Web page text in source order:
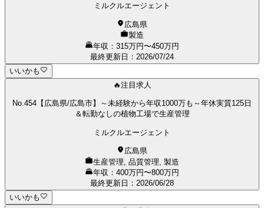
ミルクルエージェント
広島県
製造
年収：315万円〜450万円
最終更新日 ： 2026/07/24
いいかも
🔥注目求人
No.454【広島県/広島市】～未経験から年収1000万も～年休実質125日
＆転勤なしの植物工場で生産管理
ミルクルエージェント
広島県
生産管理, 品質管理, 製造
年収：400万円〜800万円
最終更新日 ： 2026/06/28
いいかも